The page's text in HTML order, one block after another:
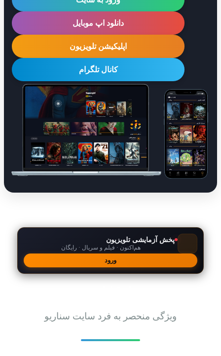
دانلود اپ موبایل
اپلیکیشن تلویزیون
کانال تلگرام
پخش آزمایشی تلویزیون
هم‌اکنون · فیلم و سریال · رایگان
ویژگی منحصر به فرد سایت سناریو